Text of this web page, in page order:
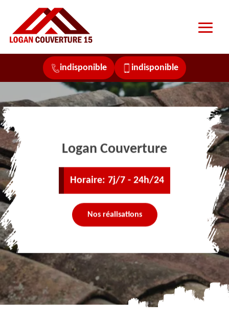
indisponible indisponible
Logan Couverture
Horaire: 7j/7 - 24h/24
Nos réalisations